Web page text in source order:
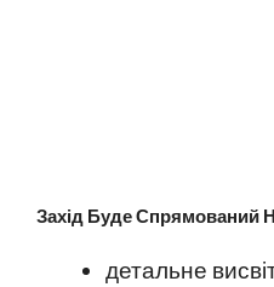
Захід Буде Спрямований
детальне